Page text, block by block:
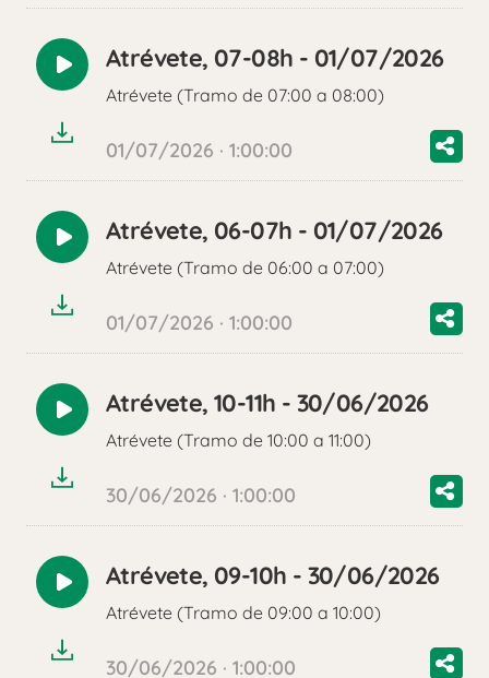
Reproducir
audio
Atrévete, 07-08h - 01/07/2026
Atrévete (Tramo de 07:00 a 08:00)
01/07/2026 · 1:00:00
Reproducir
audio
Atrévete, 06-07h - 01/07/2026
Atrévete (Tramo de 06:00 a 07:00)
01/07/2026 · 1:00:00
Reproducir
audio
Atrévete, 10-11h - 30/06/2026
Atrévete (Tramo de 10:00 a 11:00)
30/06/2026 · 1:00:00
Reproducir
audio
Atrévete, 09-10h - 30/06/2026
Atrévete (Tramo de 09:00 a 10:00)
30/06/2026 · 1:00:00